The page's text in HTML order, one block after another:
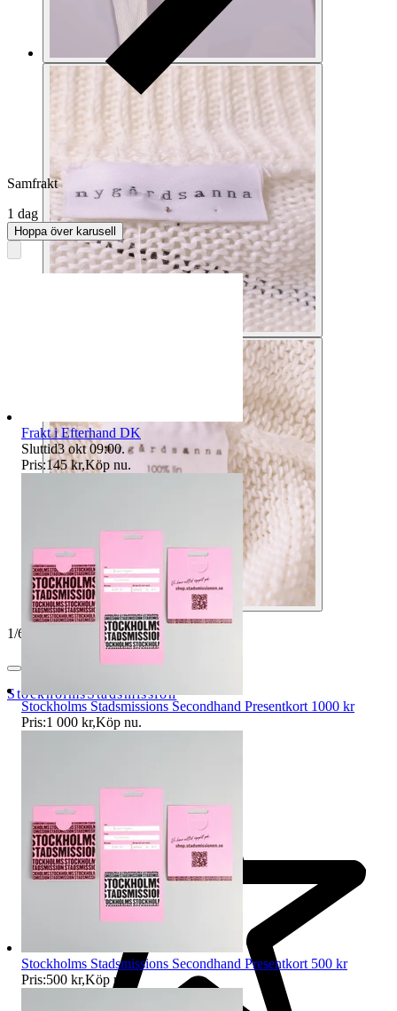
1/6
StockholmsStadsmission
Samfrakt
1 dag
Hoppa över karusell
Frakt i Efterhand DK
Sluttid3 okt 09:00.
Pris:145 kr,Köp nu.
Stockholms Stadsmissions Secondhand Presentkort 1000 kr
Pris:1 000 kr,Köp nu.
Stockholms Stadsmissions Secondhand Presentkort 500 kr
Pris:500 kr,Köp nu